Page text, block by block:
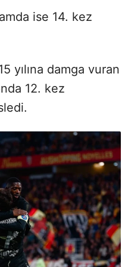
ise 14. kez
yılına damga vuran
12. kez